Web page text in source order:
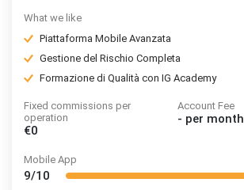
What we like
Piattaforma Mobile Avanzata
Gestione del Rischio Completa
Formazione di Qualità con IG Academy
Fixed commissions per
operation
€0
Account Fee
- per month
Mobile App
9/10